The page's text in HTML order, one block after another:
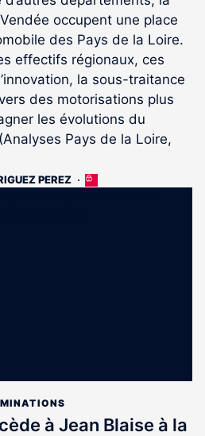
occupent une place
des Pays de la Loire.
effectifs régionaux, ces
la sous-traitance
des motorisations plus
les évolutions du
Pays de la Loire,
PEREZ
Cet
à Jean Blaise à la